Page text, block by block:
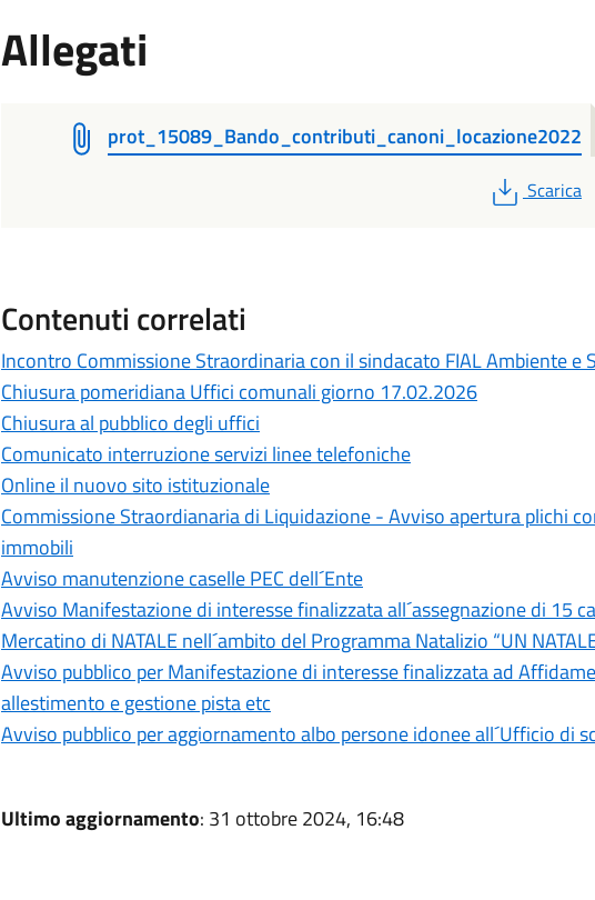
Allegati
prot_15089_Bando_contributi_canoni_locazione2022
PDF
Scarica
Contenuti correlati
Incontro Commissione Straordinaria con il sindacato FIAL Ambiente e
Chiusura pomeridiana Uffici comunali giorno 17.02.2026
Chiusura al pubblico degli uffici
Comunicato interruzione servizi linee telefoniche
Online il nuovo sito istituzionale
Commissione Straordianaria di Liquidazione - Avviso apertura plichi
immobili
Avviso manutenzione caselle PEC dell´Ente
Avviso Manifestazione di interesse finalizzata all´assegnazione di 15
Mercatino di NATALE nell´ambito del Programma Natalizio “UN
Avviso pubblico per Manifestazione di interesse finalizzata ad
allestimento e gestione pista etc
Avviso pubblico per aggiornamento albo persone idonee all´Ufficio di
Ultimo aggiornamento: 31 ottobre 2024, 16:48